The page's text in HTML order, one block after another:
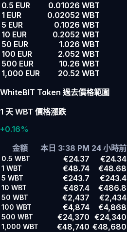
0.5 EUR
0.01026 WBT
1 EUR
0.02052 WBT
5 EUR
0.1026 WBT
10 EUR
0.2052 WBT
50 EUR
1.026 WBT
100 EUR
2.052 WBT
500 EUR
10.26 WBT
1,000 EUR
20.52 WBT
WhiteBIT Token 過去價格範圍
1 天 WBT 價格漲跌
+0.16%
金額
本日 3:38 PM 24 小時前
0.5 WBT €24.37 €24.34
1 WBT €48.74 €48.68
5 WBT €243.7 €243.4
10 WBT €487.4 €486.8
50 WBT €2,437 €2,434
100 WBT €4,874 €4,868
500 WBT €24,370 €24,340
1,000 WBT €48,740 €48,680